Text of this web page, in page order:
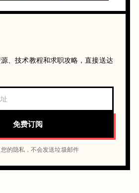
、技术教程和求职攻略，直接送达
免费订阅
的隐私，不会发送垃圾邮件